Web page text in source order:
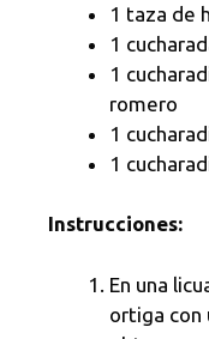
1 taza de
1
1
romero
1
1
Instrucciones:
En una
ortiga con